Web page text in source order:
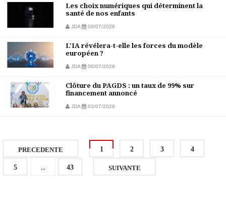
Les choix numériques qui déterminent la
santé de nos enfants
JDA 08/07/2026
L'IA révélera-t-elle les forces du modèle
européen ?
JDA 06/07/2026
Clôture du PAGDS : un taux de 99% sur
financement annoncé
JDA 03/07/2026
PRECEDENTE 1 2 3 4
5 ... 43 SUIVANTE